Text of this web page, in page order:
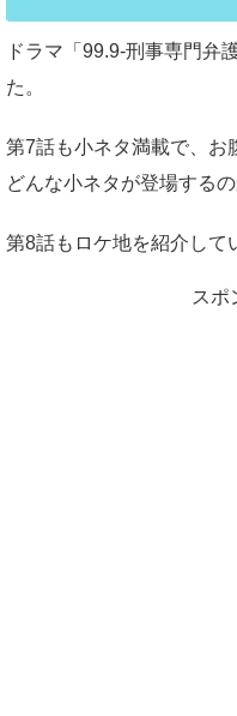
ドラマ「99.9-刑事専門弁
た。
第7話も小ネタ満載で、お
どんな小ネタが登場するの
第8話もロケ地を紹介して
スポ